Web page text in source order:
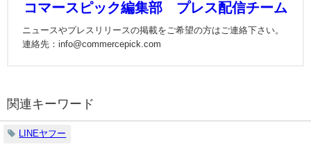
コマースピック編集部 プレス配信チーム
ニュースやプレスリリースの掲載をご希望の方はご連絡下さい。
連絡先：info@commercepick.com
関連キーワード
LINEヤフー